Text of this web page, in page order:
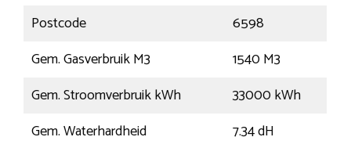
Postcode
6598
Gem. Gasverbruik M3
1540 M3
Gem. Stroomverbruik kWh
33000 kWh
Gem. Waterhardheid
7.34 dH